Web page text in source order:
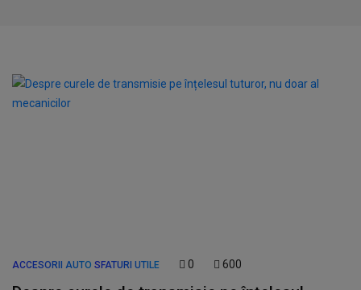
ACCESORII AUTO SFATURI UTILE 0 600